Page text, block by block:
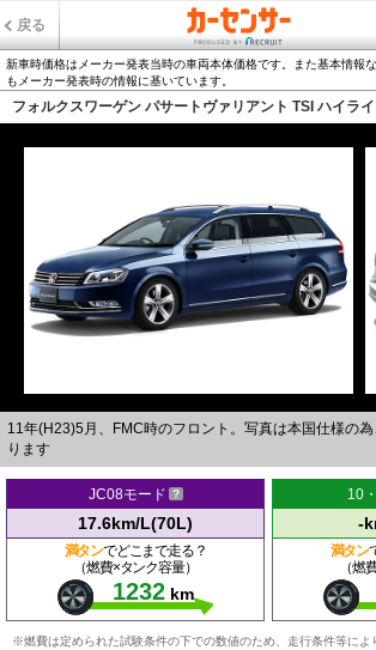
戻る
新車時価格はメーカー発表当時の車両本体価格です。また基本情報
もメーカー発表時の情報に基いています。
フォルクスワーゲン パサートヴァリアント TSI ハイラ
11年(H23)5月、FMC時のフロント。写真は本国仕様の
ります
JC08モード
17.6km/L(70L)
満タンでどこまで走る？
（燃費×タンク容量）
1232 km
10
-
満タン
（燃
※燃費は定められた試験条件の下での数値のため、走行条件等によ